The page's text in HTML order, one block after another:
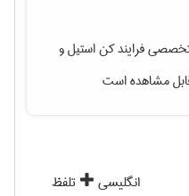
تخصصیفرایند کن استیلو
مشاهده است
انگلیسی
تلفظ